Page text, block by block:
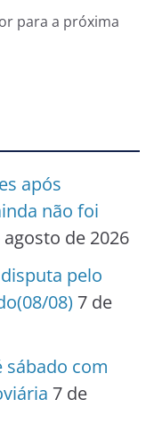
para a próxima
após
não foi
agosto de 2026
disputa pelo
08) 7 de
sábado com
7 de